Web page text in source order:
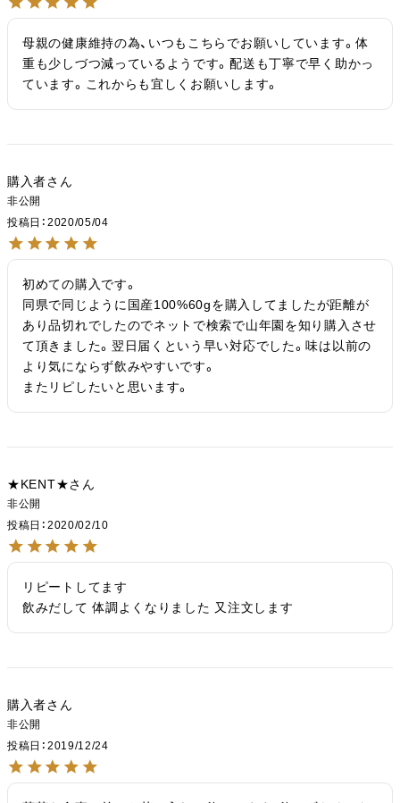
母親の健康維持の為、いつもこちらでお願いしています。体
重も少しづつ減っているようです。配送も丁寧で早く助かっ
ています。これからも宜しくお願いします。
購入者
非公開
投稿日
2020/05/04
初めての購入です。
同県で同じように国産100%60gを購入してましたが距離が
あり品切れでしたのでネットで検索で山年園を知り購入させ
て頂きました。翌日届くという早い対応でした。味は以前の
より気にならず飲みやすいです。
またリピしたいと思います。
★KENT★
非公開
投稿日
2020/02/10
リピートしてます
飲みだして 体調よくなりました 又注文します
購入者
非公開
投稿日
2019/12/24